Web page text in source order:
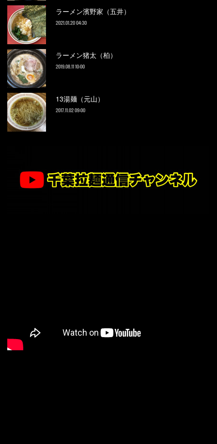
ラーメン濱野家（五井）
2021.01.20 04:30
ラーメン猪太（柏）
2019.08.11 10:00
13湯麺（元山）
2017.11.02 09:00